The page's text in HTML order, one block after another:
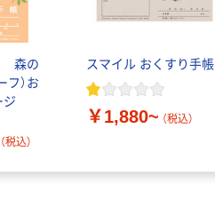
森の
フ）お
（税込）
スマイル おくすり手帳
￥1,880~ （税込）